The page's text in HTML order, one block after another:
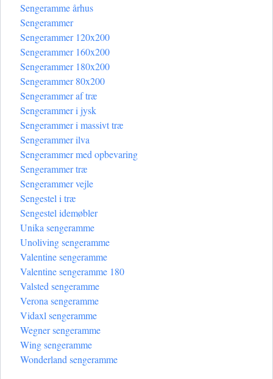
Sengeramme århus
Sengerammer
Sengerammer 120x200
Sengerammer 160x200
Sengerammer 180x200
Sengerammer 80x200
Sengerammer af træ
Sengerammer i jysk
Sengerammer i massivt træ
Sengerammer ilva
Sengerammer med opbevaring
Sengerammer træ
Sengerammer vejle
Sengestel i træ
Sengestel idemøbler
Unika sengeramme
Unoliving sengeramme
Valentine sengeramme
Valentine sengeramme 180
Valsted sengeramme
Verona sengeramme
Vidaxl sengeramme
Wegner sengeramme
Wing sengeramme
Wonderland sengeramme